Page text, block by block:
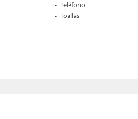
Teléfono
Toallas